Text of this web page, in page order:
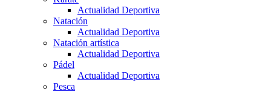
Actualidad Deportiva
Natación
Actualidad Deportiva
Natación artística
Actualidad Deportiva
Pádel
Actualidad Deportiva
Pesca